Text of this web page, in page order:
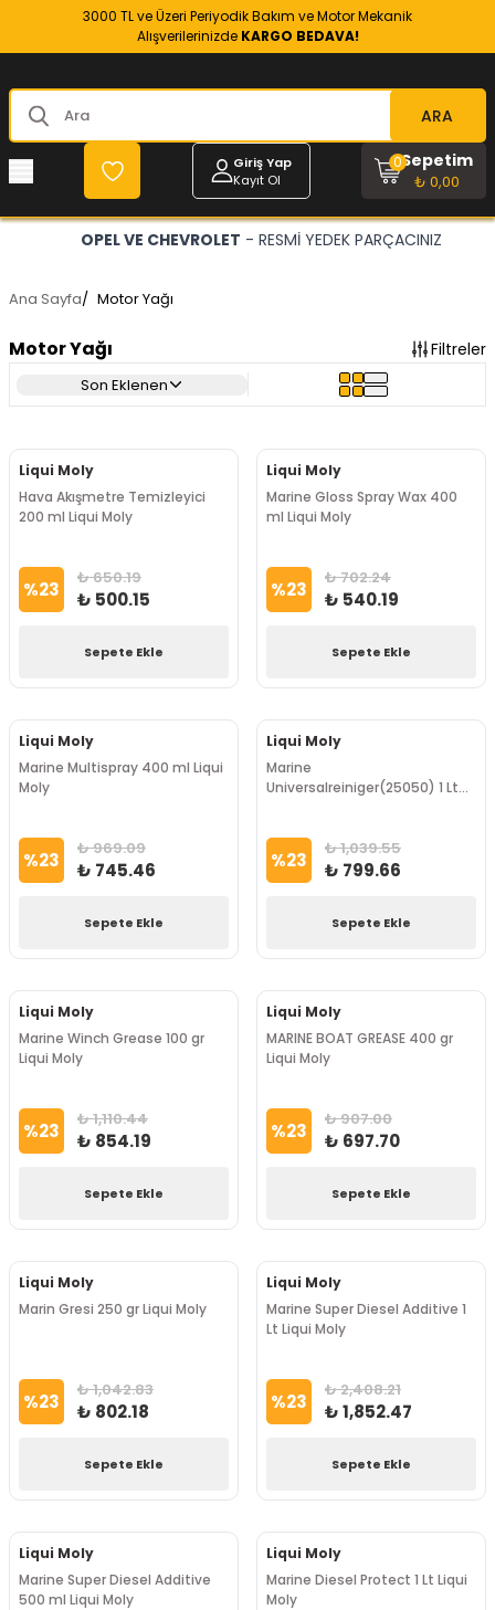
3000 TL ve Üzeri Periyodik Bakım ve Motor Mekanik
Alışverilerinizde KARGO BEDAVA!
ARA
Giriş Yap
Kayıt Ol
Sepetim
₺ 0,00
0
OPEL VE CHEVROLET - RESMİ YEDEK PARÇACINIZ
Ana Sayfa/ Motor Yağı
Motor Yağı Filtreler
Son Eklenen
Liqui Moly
Hava Akışmetre Temizleyici
200 ml Liqui Moly
%23 ₺ 650.19
₺ 500.15
Sepete Ekle
Liqui Moly
Marine Gloss Spray Wax 400
ml Liqui Moly
%23 ₺ 702.24
₺ 540.19
Sepete Ekle
Liqui Moly
Marine Multispray 400 ml Liqui
Moly
%23 ₺ 969.09
₺ 745.46
Sepete Ekle
Liqui Moly
Marine
Universalreiniger(25050) 1 Lt
%23 ₺ 1,039.55
₺ 799.66
Sepete Ekle
Liqui Moly
Marine Winch Grease 100 gr
Liqui Moly
%23 ₺ 1,110.44
₺ 854.19
Sepete Ekle
Liqui Moly
MARINE BOAT GREASE 400 gr
Liqui Moly
%23 ₺ 907.00
₺ 697.70
Sepete Ekle
Liqui Moly
Marin Gresi 250 gr Liqui Moly
%23 ₺ 1,042.83
₺ 802.18
Sepete Ekle
Liqui Moly
Marine Super Diesel Additive 1
Lt Liqui Moly
%23 ₺ 2,408.21
₺ 1,852.47
Sepete Ekle
Liqui Moly
Marine Super Diesel Additive
500 ml Liqui Moly
Liqui Moly
Marine Diesel Protect 1 Lt Liqui
Moly